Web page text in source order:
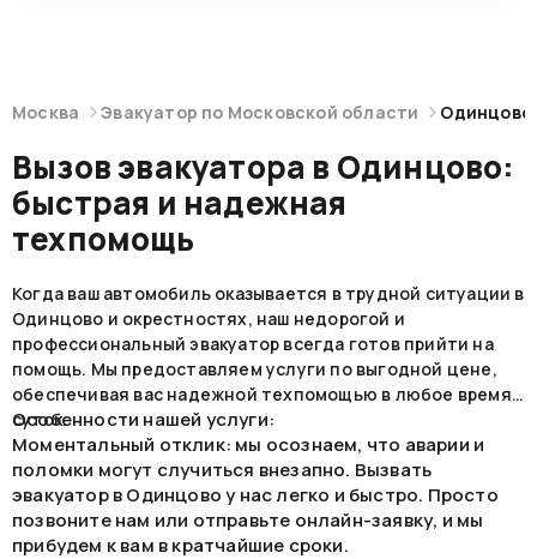
Москва Эвакуатор по Московской области Одинцово
Вызов эвакуатора в Одинцово:
быстрая и надежная
техпомощь
Когда ваш автомобиль оказывается в трудной ситуации в
Одинцово и окрестностях, наш недорогой и
профессиональный эвакуатор всегда готов прийти на
помощь. Мы предоставляем услуги по выгодной цене,
обеспечивая вас надежной техпомощью в любое время
суток.
Особенности нашей услуги:
Моментальный отклик: мы осознаем, что аварии и
поломки могут случиться внезапно. Вызвать
эвакуатор в Одинцово у нас легко и быстро. Просто
позвоните нам или отправьте онлайн-заявку, и мы
прибудем к вам в кратчайшие сроки.